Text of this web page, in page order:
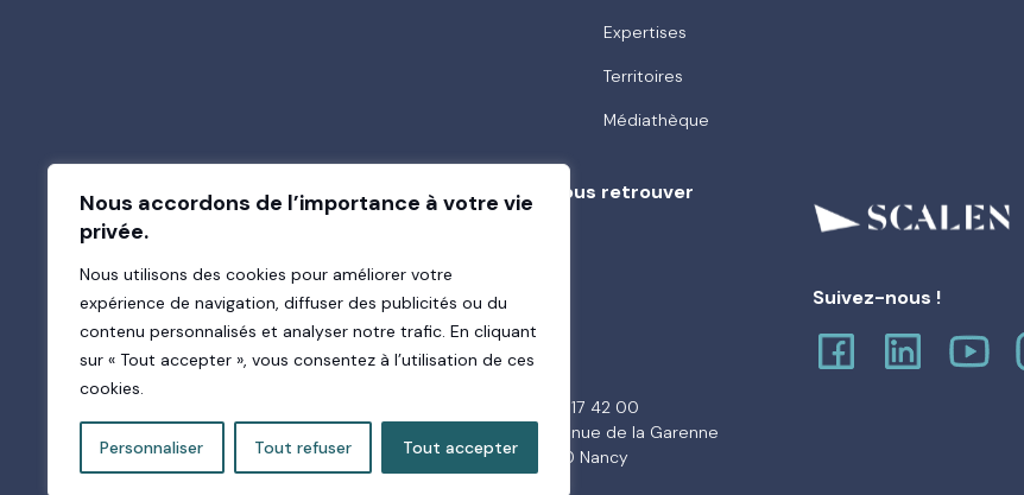
Nous accordons de l’importance à votre vie
privée.
Nous utilisons des cookies pour améliorer votre
expérience de navigation, diffuser des publicités ou du
contenu personnalisés et analyser notre trafic. En cliquant
sur « Tout accepter », vous consentez à l’utilisation de ces
cookies.
Personnaliser Tout refuser Tout accepter
Expertises
Territoires
Médiathèque
Où nous retrouver
03 83 17 42 00
26 avenue de la Garenne
54000 Nancy
Suivez-nous !